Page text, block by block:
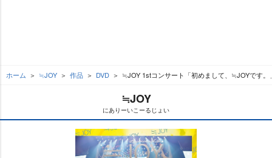
ホーム ≒JOY 作品 DVD ≒JOY 1stコンサート「初めまして、≒JOYです。
≒JOY
にありーいこーるじょい